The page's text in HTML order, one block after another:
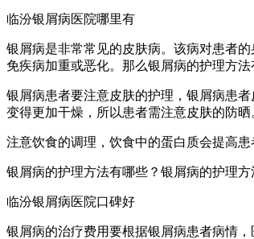
临汾银屑病医院哪里有
银屑病是非常常见的皮肤病。该病对患者
免疾病加重或恶化。那么银屑病的护理方法
银屑病患者要注意皮肤的护理，银屑病患
变得更加干燥，所以患者需注意皮肤的防晒
注意饮食的调理，饮食中的蛋白质会提高
银屑病的护理方法有哪些？银屑病的护理
临汾银屑病医院口碑好
银屑病的治疗费用要根据银屑病患者病情